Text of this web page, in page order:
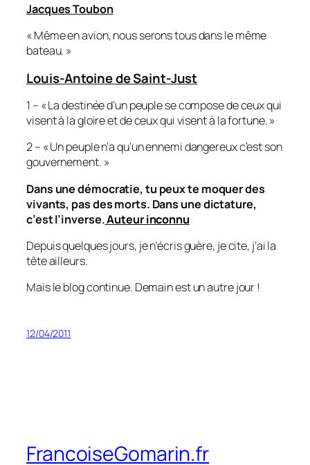
Jacques Toubon
« Même en avion, nous serons tous dans le même
bateau. »
Louis-Antoine de Saint-Just
1 – « La destinée d’un peuple se compose de ceux qui
visent à la gloire et de ceux qui visent à la fortune. »
2 – « Un peuple n’a qu’un ennemi dangereux c’est son
gouvernement. »
Dans une démocratie, tu peux te moquer des
vivants, pas des morts. Dans une dictature,
c’est l’inverse.Auteur inconnu
Depuis quelques jours, je n’écris guère, je cite, j’ai la
tête ailleurs.
Mais le blog continue. Demain est un autre jour !
12/04/2011
FrancoiseGomarin.fr